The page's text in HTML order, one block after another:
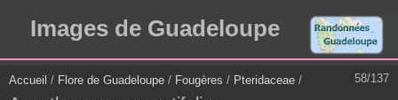
Images de Guadeloupe
58/137
Accueil / Flore de Guadeloupe / Fougères / Pteridaceae /